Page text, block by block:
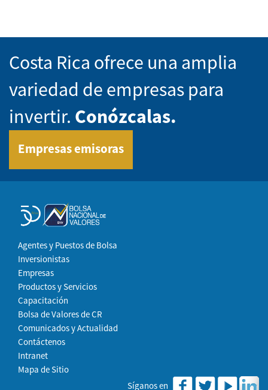
Costa Rica ofrece una amplia
variedad de empresas para
invertir. Conózcalas.
Empresas emisoras
Agentes y Puestos de Bolsa
Inversionistas
Empresas
Productos y Servicios
Capacitación
Bolsa de Valores de CR
Comunicados y Actualidad
Contáctenos
Intranet
Mapa de Sitio
Síganos en